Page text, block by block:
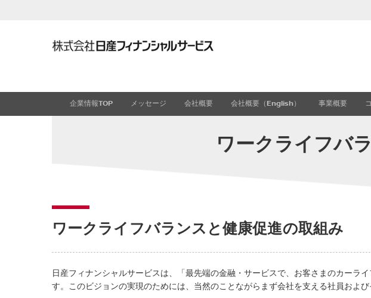
企業情報TOP メッセージ 会社概要 会社概要（English） 事業概要
ワークライフバ
ワークライフバランスと健康促進の取組み
日産フィナンシャルサービスは、「最先端の金融・サービスで、お客さまのカーラ
す。このビジョンの実現のためには、当然のことながらまず会社を支える社員およ